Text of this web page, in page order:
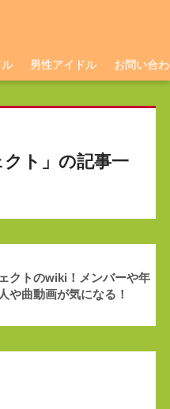
男性アイドル お問い合
クト」の記事一
クトのwiki！メンバーや年
や曲動画が気になる！